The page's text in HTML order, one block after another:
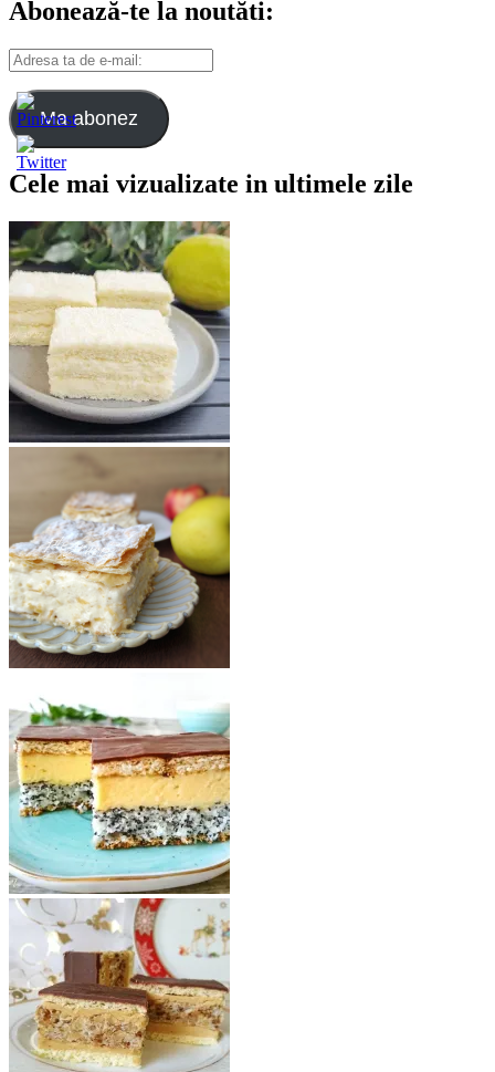
Abonează-te la noutăti:
Adresa
ta
de
e-
mail:
Ma abonez
Cele mai vizualizate in ultimele zile